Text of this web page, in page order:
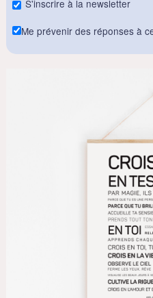
S'inscrire à la newsletter
Me prévenir des réponses à